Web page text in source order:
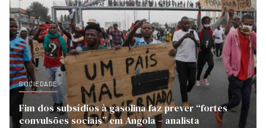
SOCIEDADE
Fim dos subsídios à gasolina faz prever “fortes
convulsões sociais” em Angola – analista